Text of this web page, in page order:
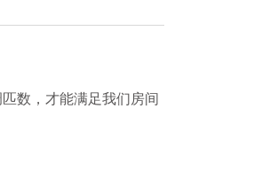
数，才能满足我们房间